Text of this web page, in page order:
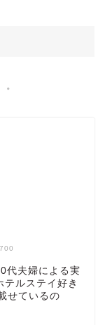
代夫婦による実
テルステイ好き
せているの